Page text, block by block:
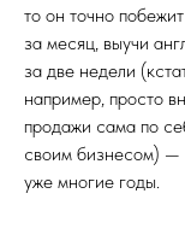
то он точно
за месяц, выучи
за две недели
например, просто
продажи сама по
своим бизнесом) —
уже многие годы.